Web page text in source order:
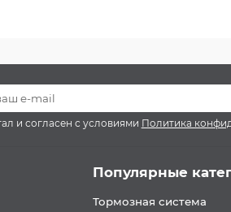
и согласен с условиями Политика
Популярные
Тормозная система